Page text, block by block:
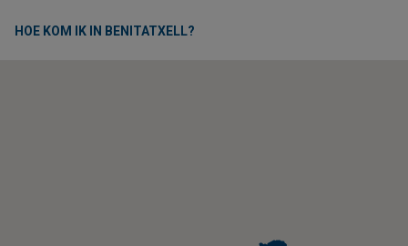
HOE KOM IK IN BENITATXELL?